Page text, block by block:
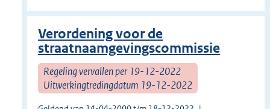
Verordening voor de
straatnaamgevingscommissie
Regeling vervallen per 19-12-2022
Uitwerkingtredingdatum 19-12-2022